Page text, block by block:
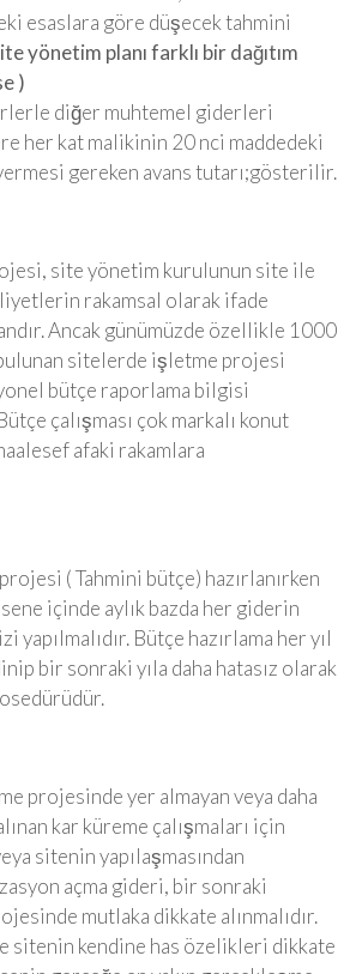
esaslara göre düşecek tahmini
yönetim planı farklı bir dağıtım
)
diğer muhtemel giderleri
her kat malikinin 20 nci maddedeki
gereken avans tutarı;gösterilir.
site yönetim kurulunun site ile
rakamsal olarak ifade
Ancak günümüzde özellikle 1000
sitelerde işletme projesi
bütçe raporlama bilgisi
çalışması çok markalı konut
afaki rakamlara
( Tahmini bütçe) hazırlanırken
içinde aylık bazda her giderin
yapılmalıdır. Bütçe hazırlama her yıl
bir sonraki yıla daha hatasız olarak
projesinde yer almayan veya daha
kar küreme çalışmaları için
sitenin yapılaşmasından
açma gideri, bir sonraki
mutlaka dikkate alınmalıdır.
sitenin kendine has özelikleri dikkate